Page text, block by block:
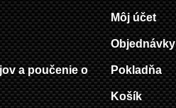
a poučenie o
Môj účet
Objednávky
Pokladňa
Košík